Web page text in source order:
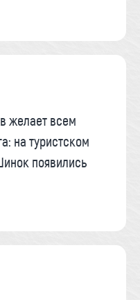
желает всем
на туристском
появились